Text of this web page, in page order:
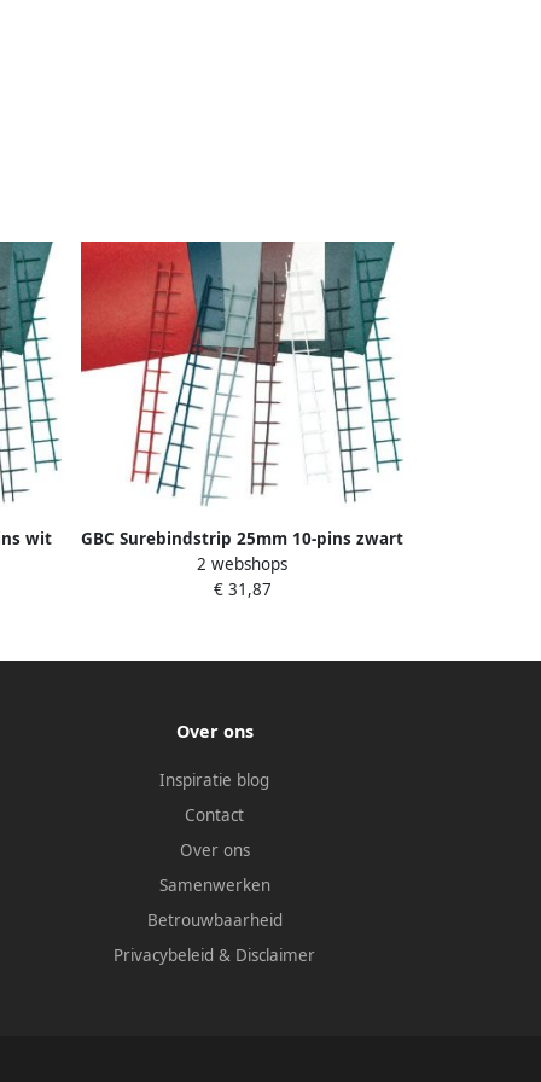
wit
GBC Surebindstrip 25mm 10-pins zwart
100 stuks
2 webshops
€ 31,87
Over ons
Inspiratie blog
Contact
Over ons
Samenwerken
Betrouwbaarheid
Privacybeleid & Disclaimer